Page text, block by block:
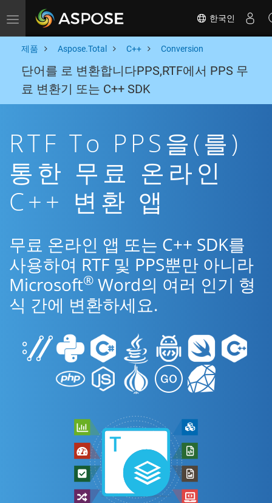
Toggle navigation 한국인
제품 Aspose.Total C++ Conversion
단어를 로 변환합니다PPS,RTF에서 PPS 무
료 변환기 또는 C++ SDK
RTF To PPS을(를)
통한 무료 온라인
C++ 변환 앱
무료 온라인 앱 또는 C++ SDK를
사용하여 RTF 및 PPS뿐만 아니라
Microsoft® Word의 여러 인기 형
식 간에 변환하세요.